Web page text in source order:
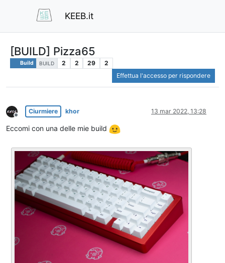
KEEB.it
[BUILD] Pizza65
Build BUILD 2 2 29
2
Effettua l'accesso per rispondere
Non in linea
Ciurmiere khor 13 mar 2022, 13:28
Eccomi con una delle mie build